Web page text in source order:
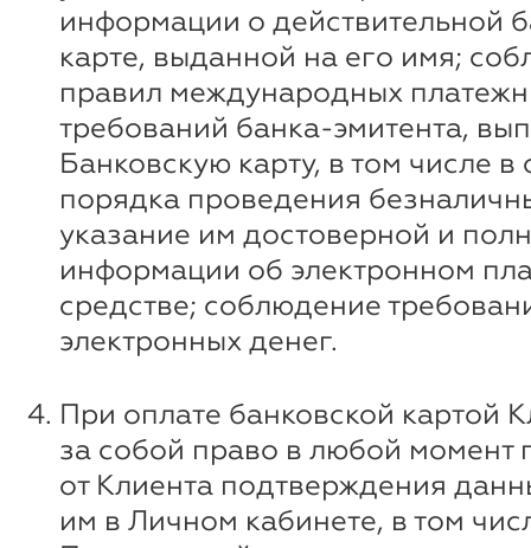
информации о действительной
карте, выданной на его имя;
правил международных
требований банка-эмитента,
Банковскую карту, в том числе
порядка проведения
указание им достоверной и
информации об электронном
средстве; соблюдение
электронных денег.
При оплате банковской картой
за собой право в любой момент
от Клиента подтверждения
им в Личном кабинете, в том